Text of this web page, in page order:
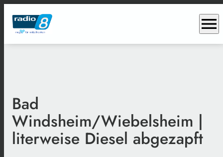
menu
Bad
Windsheim/Wiebelsheim |
literweise Diesel abgezapft